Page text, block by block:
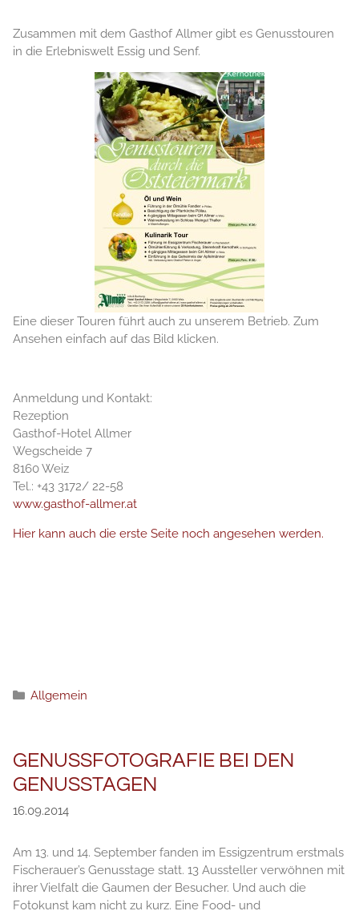
Zusammen mit dem Gasthof Allmer gibt es Genusstouren
in die Erlebniswelt Essig und Senf.
Eine dieser Touren führt auch zu unserem Betrieb. Zum
Ansehen einfach auf das Bild klicken.
Anmeldung und Kontakt:
Rezeption
Gasthof-Hotel Allmer
Wegscheide 7
8160 Weiz
Tel.: +43 3172/ 22-58
www.gasthof-allmer.at
Hier kann auch die erste Seite noch angesehen werden.
Категории
Allgemein
GENUSSFOTOGRAFIE BEI DEN
GENUSSTAGEN
16.09.2014
Am 13. und 14. September fanden im Essigzentrum erstmals
Fischerauer’s Genusstage statt. 13 Aussteller verwöhnen mit
ihrer Vielfalt die Gaumen der Besucher. Und auch die
Fotokunst kam nicht zu kurz. Eine Food- und